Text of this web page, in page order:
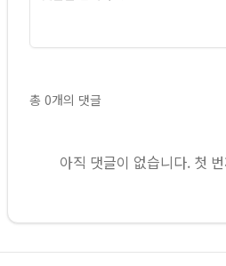
총 0개의 댓글
아직 댓글이 없습니다. 첫